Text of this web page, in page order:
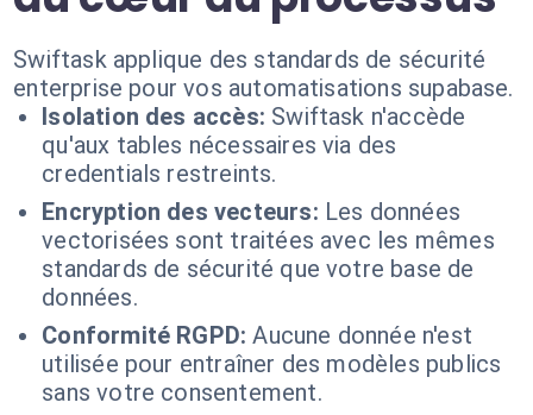
Swiftask applique des standards de sécurité
enterprise pour vos automatisations supabase.
Isolation des accès: Swiftask n'accède
qu'aux tables nécessaires via des
credentials restreints.
Encryption des vecteurs: Les données
vectorisées sont traitées avec les mêmes
standards de sécurité que votre base de
données.
Conformité RGPD: Aucune donnée n'est
utilisée pour entraîner des modèles publics
sans votre consentement.